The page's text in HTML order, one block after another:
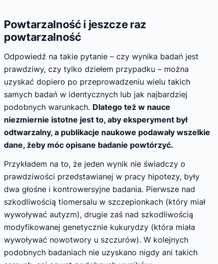
Powtarzalność i jeszcze raz
powtarzalność
Odpowiedź na takie pytanie – czy wynika badań jest
prawdziwy, czy tylko dziełem przypadku – można
uzyskać dopiero po przeprowadzeniu wielu takich
samych badań w identycznych lub jak najbardziej
podobnych warunkach. Dlatego też w nauce
niezmiernie istotne jest to, aby eksperyment był
odtwarzalny, a publikacje naukowe podawały wszelkie
dane, żeby móc opisane badanie powtórzyć.
Przykładem na to, że jeden wynik nie świadczy o
prawdziwości przedstawianej w pracy hipotezy, były
dwa głośne i kontrowersyjne badania. Pierwsze nad
szkodliwością tiomersalu w szczepionkach (który miał
wywoływać autyzm), drugie zaś nad szkodliwością
modyfikowanej genetycznie kukurydzy (która miała
wywoływać nowotwory u szczurów). W kolejnych
podobnych badaniach nie uzyskano nigdy ani takich